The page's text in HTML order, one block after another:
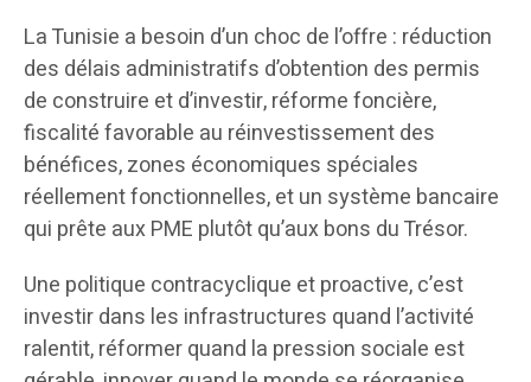
La Tunisie a besoin d’un choc de l’offre : réduction
des délais administratifs d’obtention des permis
de construire et d’investir, réforme foncière,
fiscalité favorable au réinvestissement des
bénéfices, zones économiques spéciales
réellement fonctionnelles, et un système bancaire
qui prête aux PME plutôt qu’aux bons du Trésor.
Une politique contracyclique et proactive, c’est
investir dans les infrastructures quand l’activité
ralentit, réformer quand la pression sociale est